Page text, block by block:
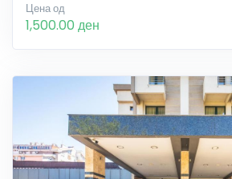
Цена од
1,500.00 ден